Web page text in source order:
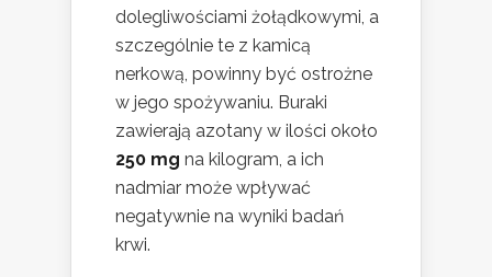
dolegliwościami żołądkowymi, a
szczególnie te z kamicą
nerkową, powinny być ostrożne
w jego spożywaniu. Buraki
zawierają azotany w ilości około
250 mg na kilogram, a ich
nadmiar może wpływać
negatywnie na wyniki badań
krwi.